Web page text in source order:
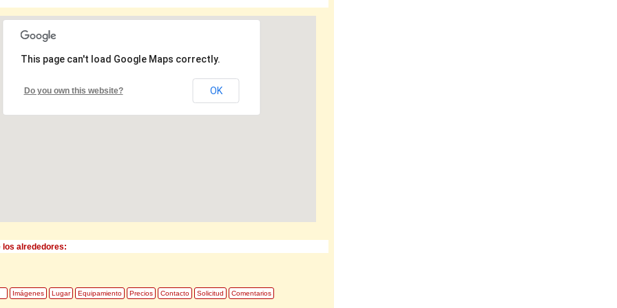
This page can't load Google Maps correctly.
Do you own this website? OK
los alrededores:
Imágenes Lugar Equipamiento Precios Contacto Solicitud Comentarios